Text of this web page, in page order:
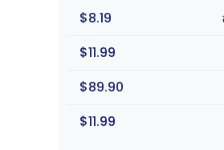
$8.19
$11.99
$89.90
$11.99